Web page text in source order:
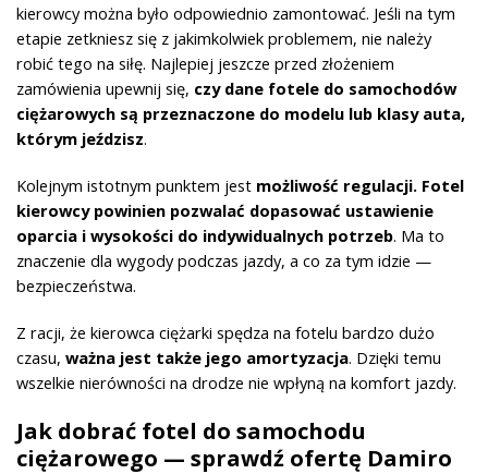
kierowcy można było odpowiednio zamontować. Jeśli na tym
etapie zetkniesz się z jakimkolwiek problemem, nie należy
robić tego na siłę. Najlepiej jeszcze przed złożeniem
zamówienia upewnij się, czy dane fotele do samochodów
ciężarowych są przeznaczone do modelu lub klasy auta,
którym jeździsz.
Kolejnym istotnym punktem jest możliwość regulacji. Fotel
kierowcy powinien pozwalać dopasować ustawienie
oparcia i wysokości do indywidualnych potrzeb. Ma to
znaczenie dla wygody podczas jazdy, a co za tym idzie —
bezpieczeństwa.
Z racji, że kierowca ciężarki spędza na fotelu bardzo dużo
czasu, ważna jest także jego amortyzacja. Dzięki temu
wszelkie nierówności na drodze nie wpłyną na komfort jazdy.
Jak dobrać fotel do samochodu
ciężarowego — sprawdź ofertę Damiro